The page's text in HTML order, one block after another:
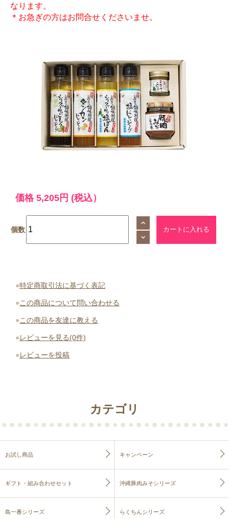
なります。
＊お急ぎの方はお問合せくださいませ。
価格 5,205円 (税込）
個数
●特定商取引法に基づく表記
●この商品について問い合わせる
●この商品を友達に教える
●レビューを見る(0件)
●レビューを投稿
カテゴリ
お試し商品 キャンペーン
ギフト・組み合わせセット 沖縄豚肉みそシリーズ
島一番シリーズ らくちんシリーズ